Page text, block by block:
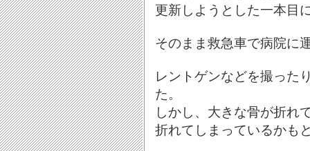
更新しようとした一本目
そのまま救急車で病院に
レントゲンなどを撮った
た。
しかし、大きな骨が折れ
折れてしまっているかも